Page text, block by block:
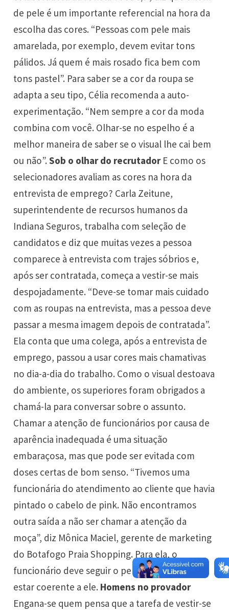
de pele é um importante referencial na hora da
escolha das cores. “Pessoas com pele mais
amarelada, por exemplo, devem evitar tons
pálidos. Já quem é mais rosado fica bem com
tons pastel”. Para saber se a cor da roupa se
adapta a seu tipo, Célia recomenda a auto-
experimentação. “Nem sempre a cor da moda
combina com você. Olhar-se no espelho é a
melhor maneira de saber se o visual lhe cai bem
ou não”.Sob o olhar do recrutadorE como os
selecionadores avaliam as cores na hora da
entrevista de emprego? Carla Zeitune,
superintendente de recursos humanos da
Indiana Seguros, trabalha com seleção de
candidatos e diz que muitas vezes a pessoa
comparece à entrevista com trajes sóbrios e,
após ser contratada, começa a vestir-se mais
despojadamente. “Deve-se tomar mais cuidado
com as roupas na entrevista, mas a pessoa deve
passar a mesma imagem depois de contratada”.
Ela conta que uma colega, após a entrevista de
emprego, passou a usar cores mais chamativas
no dia-a-dia do trabalho. Como o visual destoava
do ambiente, os superiores foram obrigados a
chamá-la para conversar sobre o assunto.
Chamar a atenção de funcionários por causa de
aparência inadequada é uma situação
embaraçosa, mas que pode ser evitada com
doses certas de bom senso. “Tivemos uma
funcionária do atendimento ao cliente que havia
pintado o cabelo de pink. Não encontramos
outra saída a não ser chamar a atenção da
moça”, diz Mônica Maciel, gerente de marketing
do Botafogo Praia Shopping. Para ela, o
funcionário deve seguir o perfil da empresa e
estar coerente a ele. Homens no provador
Engana-se quem pensa que a tarefa de vestir-se